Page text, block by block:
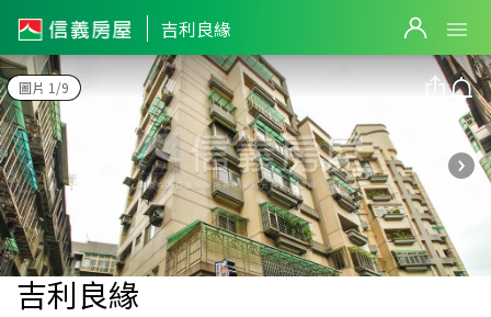
吉利良緣
圖片 1/9
吉利良緣